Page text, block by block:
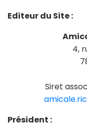
Editeur du Site :
4,
Siret
Président :